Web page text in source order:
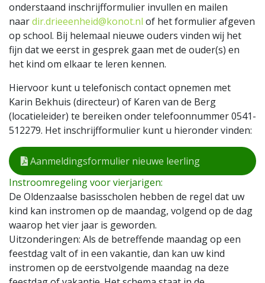
onderstaand inschrijfformulier invullen en mailen
naardir.drieeenheid@konot.nl of het formulier afgeven
op school. Bij helemaal nieuwe ouders vinden wij het
fijn dat we eerst in gesprek gaan met de ouder(s) en
het kind om elkaar te leren kennen.
Hiervoor kunt u telefonisch contact opnemen met
Karin Bekhuis (directeur) of Karen van de Berg
(locatieleider) te bereiken onder telefoonnummer 0541-
512279. Het inschrijfformulier kunt u hieronder vinden:
Aanmeldingsformulier nieuwe leerling
Instroomregeling voor vierjarigen:
De Oldenzaalse basisscholen hebben de regel dat uw
kind kan instromen op de maandag, volgend op de dag
waarop het vier jaar is geworden.
Uitzonderingen: Als de betreffende maandag op een
feestdag valt of in een vakantie, dan kan uw kind
instromen op de eerstvolgende maandag na deze